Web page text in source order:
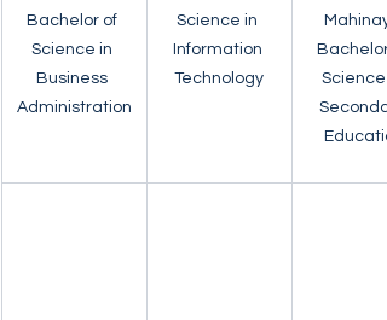
Bachelor of
Science in
Business
Administration
Science in
Information
Technology
Science